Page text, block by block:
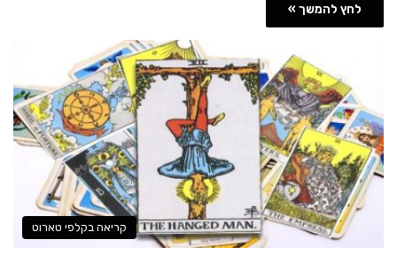
לחץ להמשך »
קריאה בקלפי טארוט